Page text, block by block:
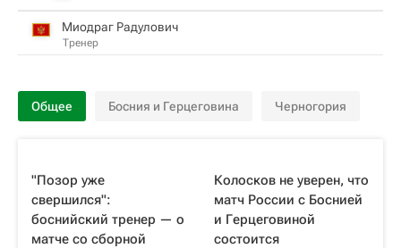
Миодраг Радулович
Тренер
Общее Босния и Герцеговина Черногория
"Позор уже
свершился":
боснийский тренер — о
матче со сборной
Колосков не уверен, что
матч России с Боснией
и Герцеговиной
состоится